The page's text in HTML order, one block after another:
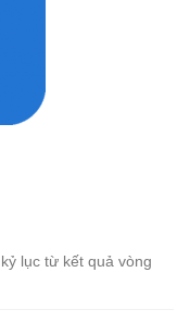
lục từ kết quả vòng